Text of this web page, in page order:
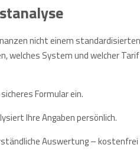
nicht einem
welches System und welcher
Formular ein.
Ihre Angaben persönlich.
Auswertung – kostenfrei